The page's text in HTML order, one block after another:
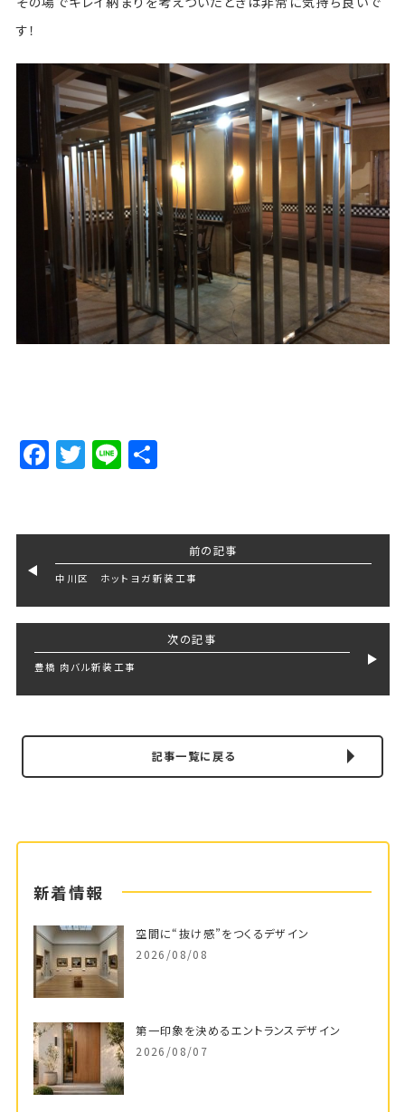
す！
Facebook
Twitter
LineShare
前の記事
中川区 ホットヨガ新装工事
次の記事
豊橋 肉バル新装工事
記事一覧に戻る
新着情報
空間に“抜け感”をつくるデザイン
2026/08/08
第一印象を決めるエントランスデザイン
2026/08/07